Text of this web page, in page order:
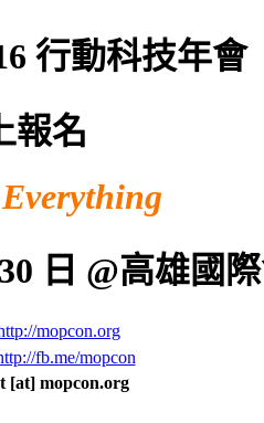
行動科技年會
報名
日 @高雄國
mopcon.org
fb.me/mopcon
[at] mopcon.org